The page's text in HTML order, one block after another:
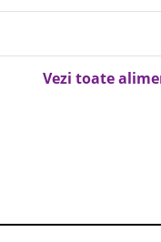
Vezi toate